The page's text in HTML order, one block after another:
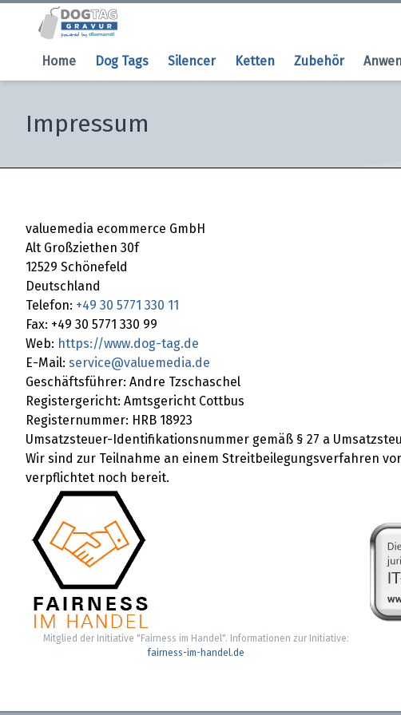
Home Dog Tags Silencer Ketten Zubehör
Impressum
valuemedia ecommerce GmbH
Alt Großziethen 30f
12529 Schönefeld
Deutschland
Telefon: +49 30 5771 330 11
Fax: +49 30 5771 330 99
Web: https://www.dog-tag.de
E-Mail: service@valuemedia.de
Geschäftsführer: Andre Tzschaschel
Registergericht: Amtsgericht Cottbus
Registernummer: HRB 18923
Umsatzsteuer-Identifikationsnummer gemäß § 27 a
Wir sind zur Teilnahme an einem Streitbeilegungsverfahren
verpflichtet noch bereit.
Mitglied der Initiative "Fairness im Handel". Informationen zur Initiative:
fairness-im-handel.de